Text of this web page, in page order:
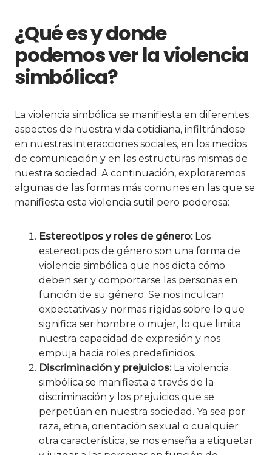
¿Qué es y donde
podemos ver la violencia
simbólica?
La violencia simbólica se manifiesta en diferentes
aspectos de nuestra vida cotidiana, infiltrándose
en nuestras interacciones sociales, en los medios
de comunicación y en las estructuras mismas de
nuestra sociedad. A continuación, exploraremos
algunas de las formas más comunes en las que se
manifiesta esta violencia sutil pero poderosa:
Estereotipos y roles de género:Los
estereotipos de género son una forma de
violencia simbólica que nos dicta cómo
deben ser y comportarse las personas en
función de su género. Se nos inculcan
expectativas y normas rígidas sobre lo que
significa ser hombre o mujer, lo que limita
nuestra capacidad de expresión y nos
empuja hacia roles predefinidos.
Discriminación y prejuicios:La violencia
simbólica se manifiesta a través de la
discriminación y los prejuicios que se
perpetúan en nuestra sociedad. Ya sea por
raza, etnia, orientación sexual o cualquier
otra característica, se nos enseña a etiquetar